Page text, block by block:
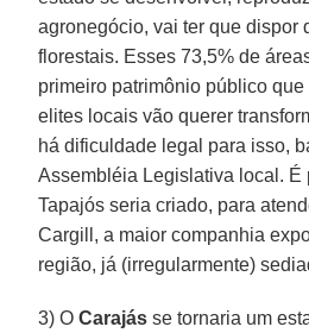
agronegócio, vai ter que dispor
florestais. Esses 73,5% de
primeiro patrimônio público
elites locais vão querer
há dificuldade legal para isso,
Assembléia Legislativa local. É
Tapajós seria criado, para
Cargill, a maior companhia
região, já (irregularmente)
3) OCarajás se tornaria um